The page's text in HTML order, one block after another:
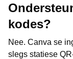
kodes?
Nee. Canva se
slegs statiese